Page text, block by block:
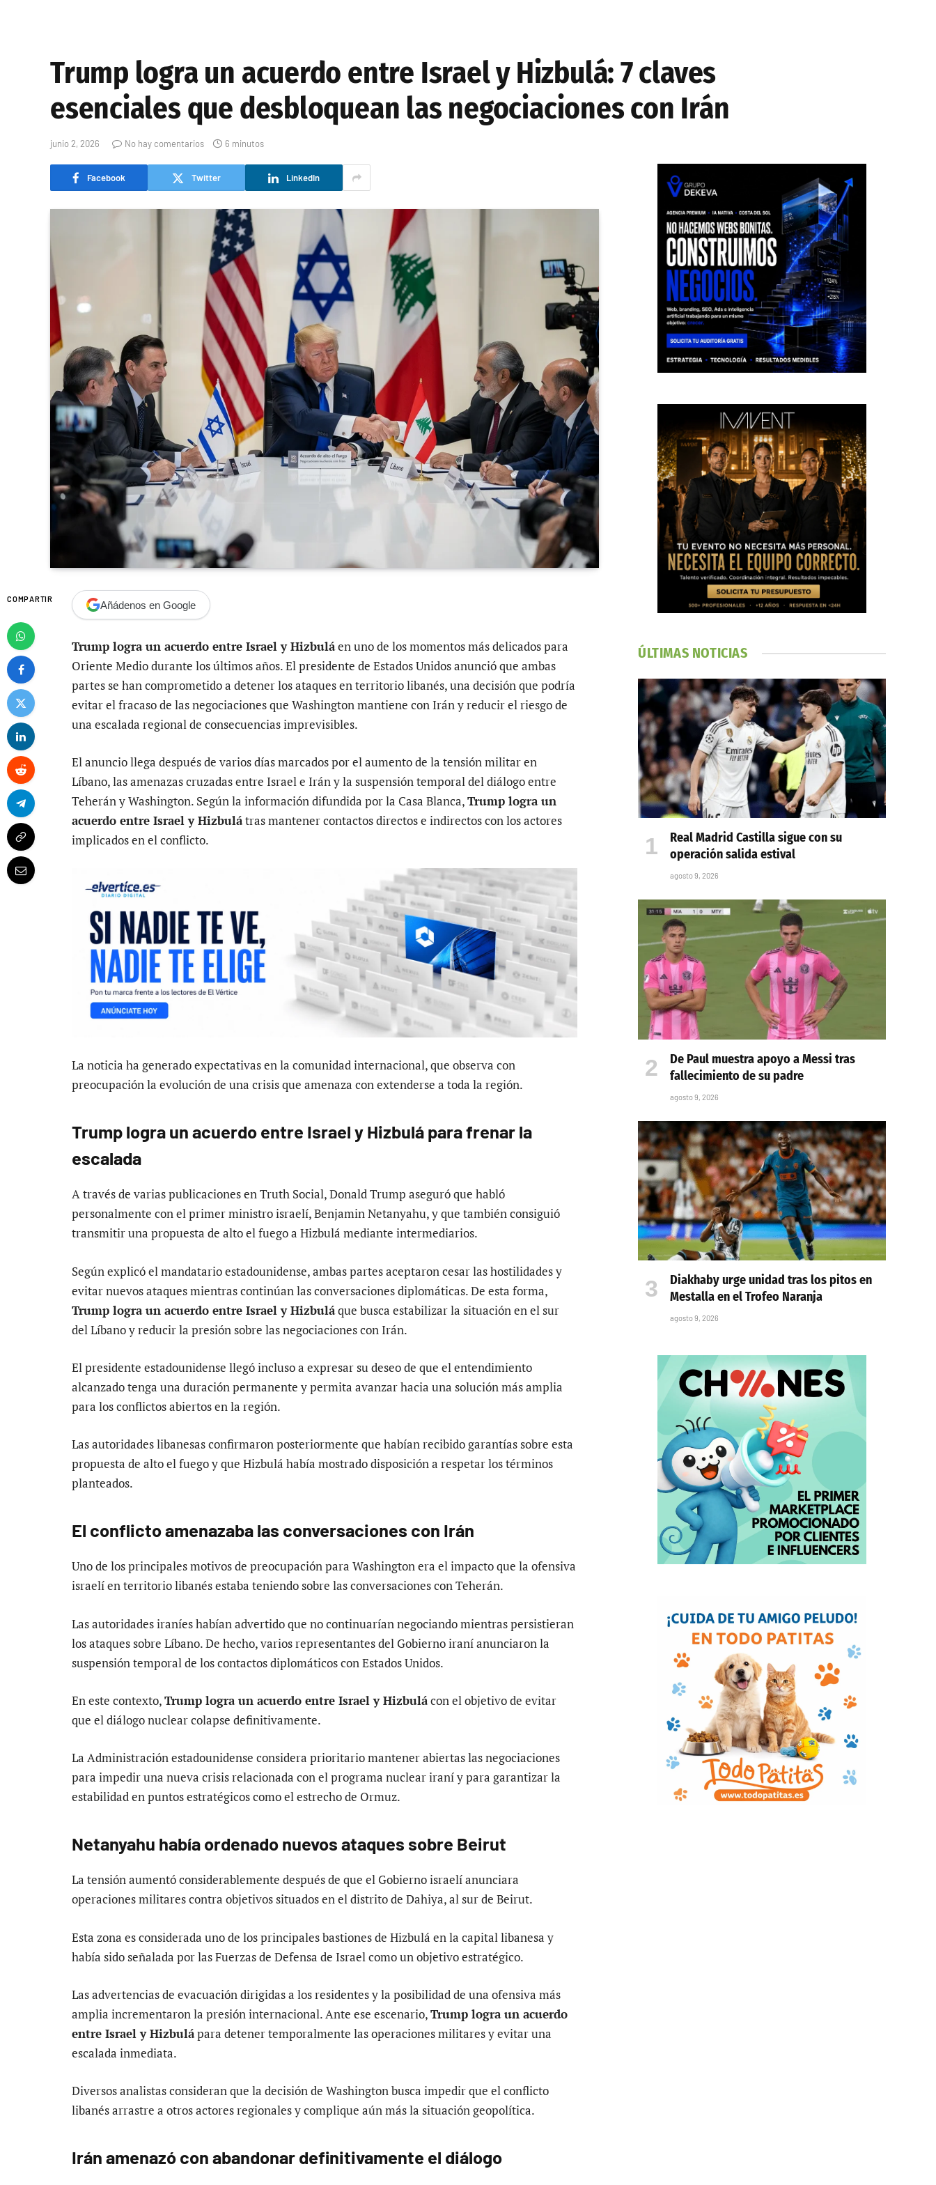
Trump logra un acuerdo entre Israel y Hizbulá: 7 claves
esenciales que desbloquean las negociaciones con Irán
junio 2, 2026 No hay comentarios 6 minutos
Facebook Twitter LinkedIn
COMPARTIR Añádenos en Google
Trump logra un acuerdo entre Israel y Hizbuláen uno de los momentos más delicados para
Oriente Medio durante los últimos años. El presidente de Estados Unidos anunció que ambas
partes se han comprometido a detener los ataques en territorio libanés, una decisión que podría
evitar el fracaso de las negociaciones que Washington mantiene con Irán y reducir el riesgo de
una escalada regional de consecuencias imprevisibles.
El anuncio llega después de varios días marcados por el aumento de la tensión militar en
Líbano, las amenazas cruzadas entre Israel e Irán y la suspensión temporal del diálogo entre
Teherán y Washington. Según la información difundida por la Casa Blanca,Trump logra un
acuerdo entre Israel y Hizbulátras mantener contactos directos e indirectos con los actores
implicados en el conflicto.
La noticia ha generado expectativas en la comunidad internacional, que observa con
preocupación la evolución de una crisis que amenaza con extenderse a toda la región.
Trump logra un acuerdo entre Israel y Hizbulá para frenar la
escalada
A través de varias publicaciones en Truth Social, Donald Trump aseguró que habló
personalmente con el primer ministro israelí, Benjamin Netanyahu, y que también consiguió
transmitir una propuesta de alto el fuego a Hizbulá mediante intermediarios.
Según explicó el mandatario estadounidense, ambas partes aceptaron cesar las hostilidades y
evitar nuevos ataques mientras continúan las conversaciones diplomáticas. De esta forma,
Trump logra un acuerdo entre Israel y Hizbuláque busca estabilizar la situación en el sur
del Líbano y reducir la presión sobre las negociaciones con Irán.
El presidente estadounidense llegó incluso a expresar su deseo de que el entendimiento
alcanzado tenga una duración permanente y permita avanzar hacia una solución más amplia
para los conflictos abiertos en la región.
Las autoridades libanesas confirmaron posteriormente que habían recibido garantías sobre esta
propuesta de alto el fuego y que Hizbulá había mostrado disposición a respetar los términos
planteados.
El conflicto amenazaba las conversaciones con Irán
Uno de los principales motivos de preocupación para Washington era el impacto que la ofensiva
israelí en territorio libanés estaba teniendo sobre las conversaciones con Teherán.
Las autoridades iraníes habían advertido que no continuarían negociando mientras persistieran
los ataques sobre Líbano. De hecho, varios representantes del Gobierno iraní anunciaron la
suspensión temporal de los contactos diplomáticos con Estados Unidos.
En este contexto,Trump logra un acuerdo entre Israel y Hizbulácon el objetivo de evitar
que el diálogo nuclear colapse definitivamente.
La Administración estadounidense considera prioritario mantener abiertas las negociaciones
para impedir una nueva crisis relacionada con el programa nuclear iraní y para garantizar la
estabilidad en puntos estratégicos como el estrecho de Ormuz.
Netanyahu había ordenado nuevos ataques sobre Beirut
La tensión aumentó considerablemente después de que el Gobierno israelí anunciara
operaciones militares contra objetivos situados en el distrito de Dahiya, al sur de Beirut.
Esta zona es considerada uno de los principales bastiones de Hizbulá en la capital libanesa y
había sido señalada por las Fuerzas de Defensa de Israel como un objetivo estratégico.
Las advertencias de evacuación dirigidas a los residentes y la posibilidad de una ofensiva más
amplia incrementaron la presión internacional. Ante ese escenario,Trump logra un acuerdo
entre Israel y Hizbulápara detener temporalmente las operaciones militares y evitar una
escalada inmediata.
Diversos analistas consideran que la decisión de Washington busca impedir que el conflicto
libanés arrastre a otros actores regionales y complique aún más la situación geopolítica.
Irán amenazó con abandonar definitivamente el diálogo
ÚLTIMAS NOTICIAS
Real Madrid Castilla sigue con su
operación salida estival
agosto 9, 2026
De Paul muestra apoyo a Messi tras
fallecimiento de su padre
agosto 9, 2026
Diakhaby urge unidad tras los pitos en
Mestalla en el Trofeo Naranja
agosto 9, 2026